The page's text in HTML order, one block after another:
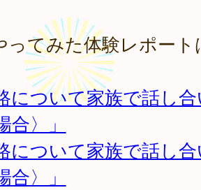
てみた体験レポー
について家族で話し
合〉」
について家族で話し
合〉」